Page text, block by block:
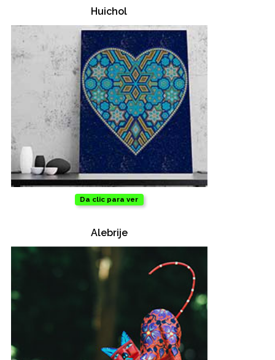
Oficina
Ecológicos
Tecnología
Regalos corporativos
Llaveros
Antiestrés
Hogar
Salud y cuidado
Huichol
Da clic para ver
Alebrije